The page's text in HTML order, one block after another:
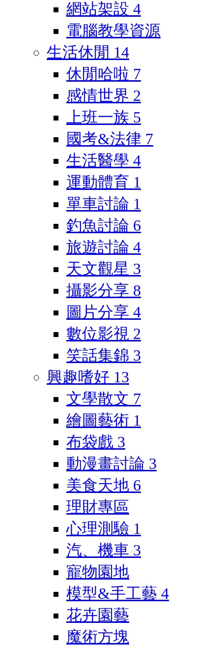
網站架設 4
電腦教學資源
生活休閒 14
休閒哈啦 7
感情世界 2
上班一族 5
國考&法律 7
生活醫學 4
運動體育 1
單車討論 1
釣魚討論 6
旅遊討論 4
天文觀星 3
攝影分享 8
圖片分享 4
數位影視 2
笑話集錦 3
興趣嗜好 13
文學散文 7
繪圖藝術 1
布袋戲 3
動漫畫討論 3
美食天地 6
理財專區
心理測驗 1
汽、機車 3
寵物園地
模型&手工藝 4
花卉園藝
魔術方塊